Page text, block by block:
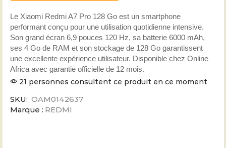
Le Xiaomi Redmi A7 Pro 128 Go est un smartphone
performant conçu pour une utilisation quotidienne intensive.
Son grand écran 6,9 pouces 120 Hz, sa batterie 6000 mAh,
ses 4 Go de RAM et son stockage de 128 Go garantissent
une excellente expérience utilisateur. Disponible chez Online
Africa avec garantie officielle de 12 mois.
21 personnes consultent ce produit en ce moment
SKU: OAM0142637
Marque : REDMI